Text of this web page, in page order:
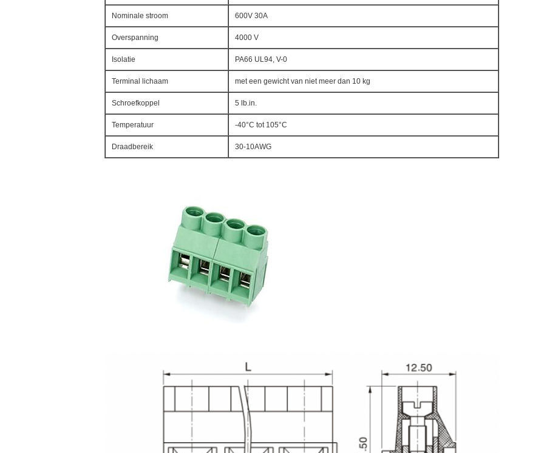
Nominale stroom 600V 30A
Overspanning 4000 V
Isolatie PA66 UL94, V-0
Terminal lichaam met een gewicht van niet meer dan 10 kg
Schroefkoppel 5 lb.in.
Temperatuur -40°C tot 105°C
Draadbereik 30-10AWG